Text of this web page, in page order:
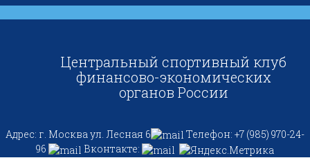
Центральный спортивный клуб
финансово-экономических
органов России
Адрес: г. Москва ул. Лесная 6
Телефон: +7 (985) 970-24-
96
Вконтакте: